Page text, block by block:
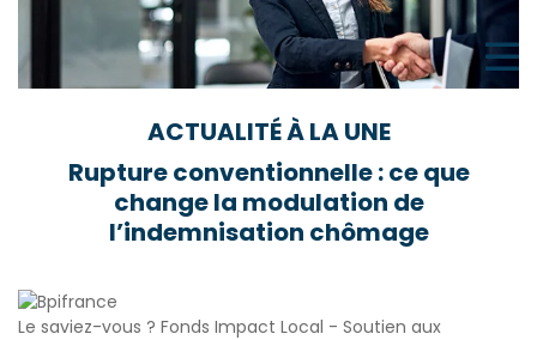
ACTUALITÉ À LA UNE
Rupture conventionnelle : ce que
change la modulation de
l’indemnisation chômage
Le saviez-vous ? Fonds Impact Local - Soutien aux